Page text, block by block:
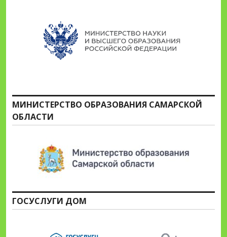
МИНИСТЕРСТВО ОБРАЗОВАНИЯ САМАРСКОЙ
ОБЛАСТИ
ГОСУСЛУГИ ДОМ